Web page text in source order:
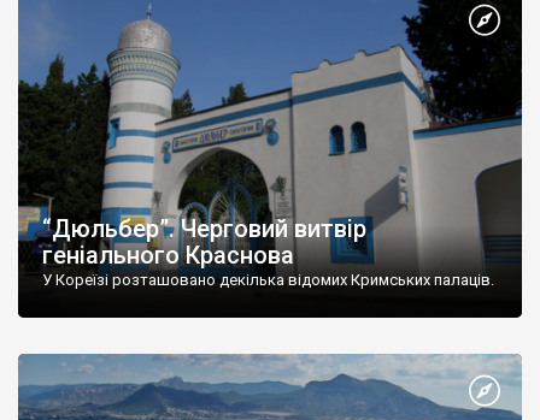
“Дюльбер”. Черговий витвір
геніального Краснова
У Кореїзі розташовано декілька відомих Кримських палаців.